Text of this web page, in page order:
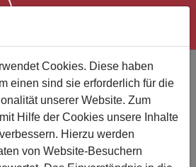
Sterbefälle im Jahr
leichter Rückgang
Cookies. Diese haben
einen sind sie erforderlich für die
unserer Website. Zum
Hilfe der Cookies unsere Inhalte
Hierzu werden
von Website-Besuchern